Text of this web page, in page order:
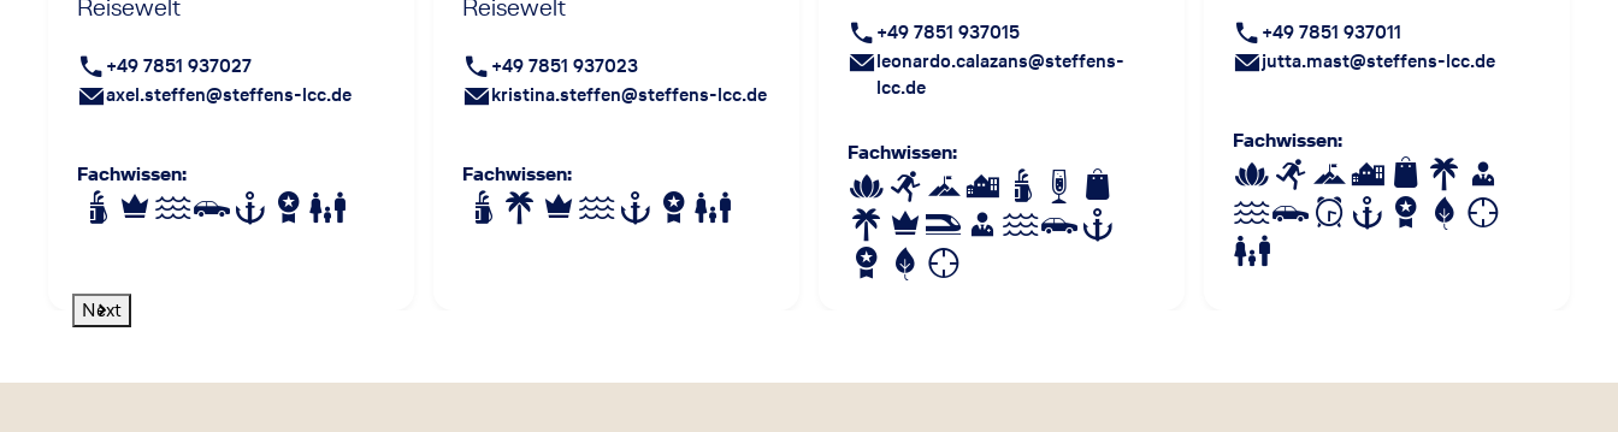
Reisewelt
+49 7851 937027
axel.steffen@steffens-lcc.de
Fachwissen:
Reisewelt
+49 7851 937023
kristina.steffen@steffens-lcc.de
Fachwissen:
+49 7851 937015
leonardo.calazans@steffens-
lcc.de
Fachwissen:
+49 7851 937011
jutta.mast@steffens-lcc.de
Fachwissen:
Next